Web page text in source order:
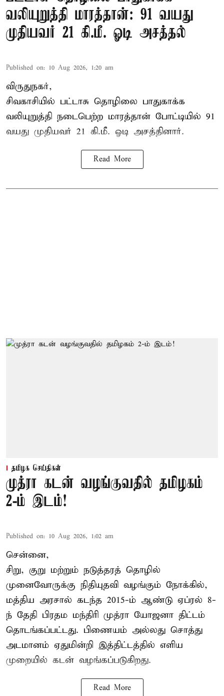
வலியுறுத்தி மாரத்தான்: 91 வயது
முதியவர் 21 கி.மீ. ஓடி அசத்தல்
Published on: 10 Aug 2026, 1:20 am
விருதுநகர்,
சிவகாசியில் பட்டாசு தொழிலை பாதுகாக்க
வலியுறுத்தி நடைபெற்ற மாரத்தான் போட்டியில் 91
வயது முதியவர் 21 கி.மீ. ஓடி அசத்தினார்.
Read More
தமிழக செய்திகள்
முத்ரா கடன் வழங்குவதில் தமிழகம்
2-ம் இடம்!
Published on: 10 Aug 2026, 1:02 am
சென்னை,
சிறு, குறு மற்றும் நடுத்தரத் தொழில்
முனைவோருக்கு நிதியுதவி வழங்கும் நோக்கில்,
மத்திய அரசால் கடந்த 2015-ம் ஆண்டு ஏப்ரல் 8-
ந் தேதி பிரதம மந்திரி முத்ரா யோஜனா திட்டம்
தொடங்கப்பட்டது. பிணையம் அல்லது சொத்து
அடமானம் ஏதுமின்றி இத்திட்டத்தில் எளிய
முறையில் கடன் வழங்கப்படுகிறது.
Read More